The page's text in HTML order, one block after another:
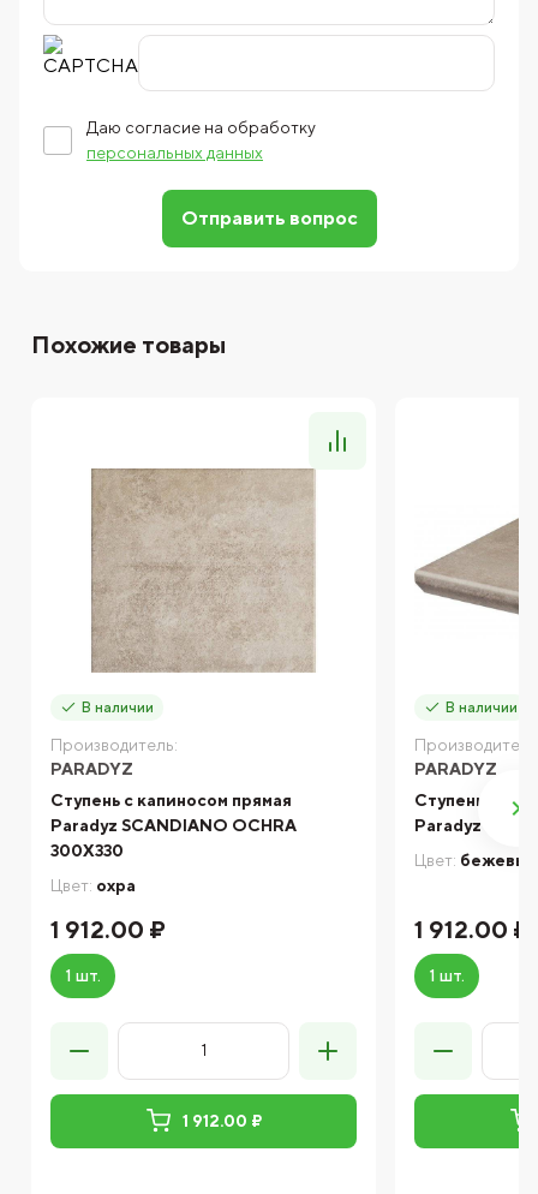
Даю согласие на обработку
персональных данных
Отправить вопрос
Похожие товары
В наличии
Производитель:
PARADYZ
Ступень с капиносом прямая
Paradyz SCANDIANO OCHRA
300X330
Цвет: охра
1 912.00 ₽
1 шт.
1 912.00 ₽
В наличии
PARADYZ
Ступень с
Paradyz
Цвет:
1 912.00 ₽
1 шт.